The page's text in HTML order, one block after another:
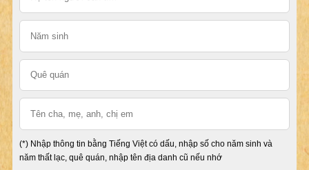
(*) Nhập thông tin bằng Tiếng Việt có dấu, nhập số cho năm sinh và
năm thất lạc, quê quán, nhập tên địa danh cũ nếu nhớ